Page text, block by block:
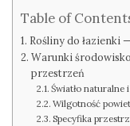
Table of
Rośliny do łazienki
Warunki
przestrzeń
Światło naturalne
Wilgotność
Specyfika